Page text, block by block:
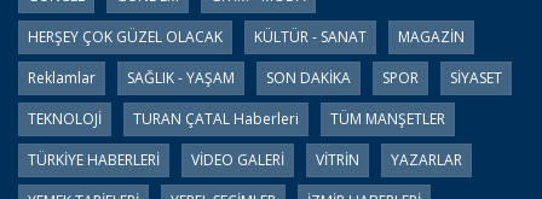
HERŞEY ÇOK GÜZEL OLACAK
KÜLTÜR - SANAT
MAGAZİN
Reklamlar
SAĞLIK - YAŞAM SON DAKİKA SPOR
SİYASET
TEKNOLOJİ
TURAN ÇATAL Haberleri
TÜM MANŞETLER
TÜRKİYE HABERLERİ
VİDEO GALERİ VİTRİN
YAZARLAR